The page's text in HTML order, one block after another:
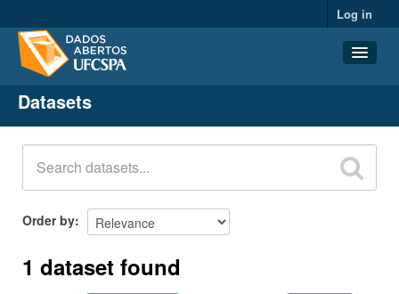
Log in
Datasets
Organizations
Groups
About
Datasets
Order by
1 dataset found